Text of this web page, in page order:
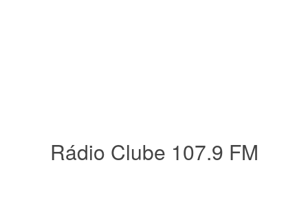
Rádio Clube 107.9 FM